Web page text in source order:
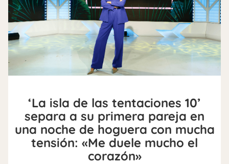
‘La isla de las tentaciones 10’
separa a su primera pareja en
una noche de hoguera con mucha
tensión: «Me duele mucho el
corazón»